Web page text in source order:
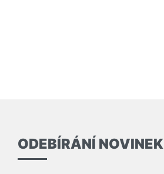
ODEBÍRÁNÍ NOVINEK